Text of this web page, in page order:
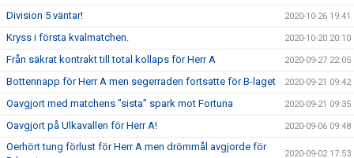
Division 5 väntar! 2020-10-26 19:41
Kryss i första kvalmatchen. 2020-10-20 20:10
Från säkrat kontrakt till total kollaps för Herr A 2020-09-27 22:05
Bottennapp för Herr A men segerraden fortsatte för B-laget 2020-09-21 09:42
Oavgjort med matchens ”sista” spark mot Fortuna 2020-09-21 09:35
Oavgjort på Ulkavallen för Herr A! 2020-09-06 09:48
Oerhört tung förlust för Herr A men drömmål avgjorde för
2020-09-02 17:53